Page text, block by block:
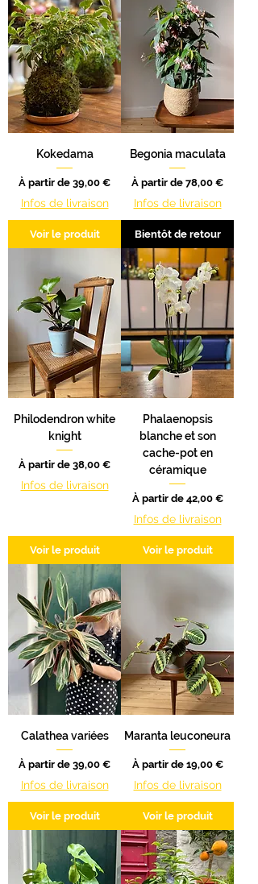
Kokedama
À partir de 39,00 €
Prix promotionnel
Infos de livraison
Voir le produit
Begonia maculata
À partir de 78,00 €
Prix promotionnel
Infos de livraison
Bientôt de retour
Philodendron white
knight
À partir de 38,00 €
Prix promotionnel
Infos de livraison
Voir le produit
Phalaenopsis
blanche et son
cache-pot en
céramique
À partir de 42,00 €
Prix promotionnel
Infos de livraison
Voir le produit
Calathea variées
À partir de 39,00 €
Prix promotionnel
Infos de livraison
Voir le produit
Maranta leuconeura
À partir de 19,00 €
Prix promotionnel
Infos de livraison
Voir le produit